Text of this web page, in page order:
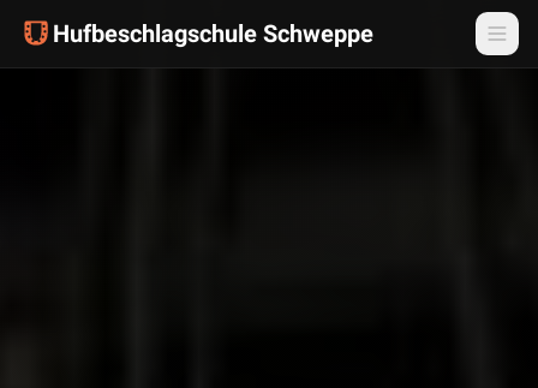
Hufbeschlagschule Schweppe